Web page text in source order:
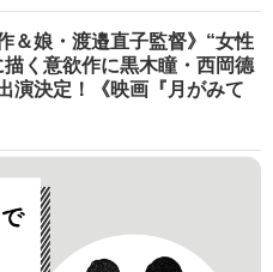
＆娘・渡邉直子監督》“女性
く意欲作に黒木瞳・西岡德
演決定！《映画『月がみて